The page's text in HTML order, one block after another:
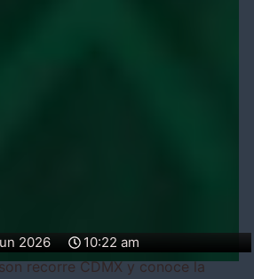
2026 10:22 am
recorre CDMX y conoce la